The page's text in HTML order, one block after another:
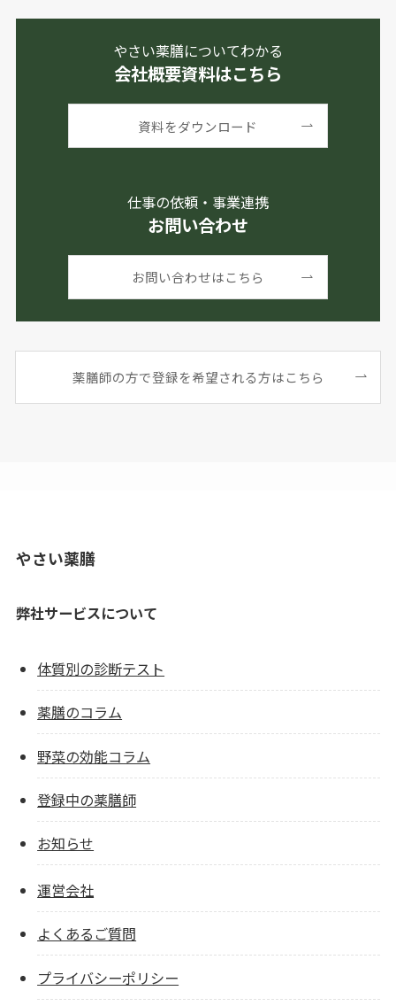
やさい薬膳についてわかる
会社概要資料はこちら
資料をダウンロード
仕事の依頼・事業連携
お問い合わせ
お問い合わせはこちら
薬膳師の方で登録を希望される方はこちら
やさい薬膳
弊社サービスについて
体質別の診断テスト
薬膳のコラム
野菜の効能コラム
登録中の薬膳師
お知らせ
運営会社
よくあるご質問
プライバシーポリシー